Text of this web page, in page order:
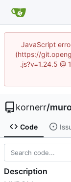
JavaScript
(https://
.js?v=1.24.5 @
kornerr/
Code
Description